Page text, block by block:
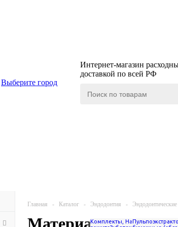
Выберите город
Интернет-магазин
доставкой по всей РФ
Главная - Каталог - Эндодонтия
Комплекты, НаборыБоры
-